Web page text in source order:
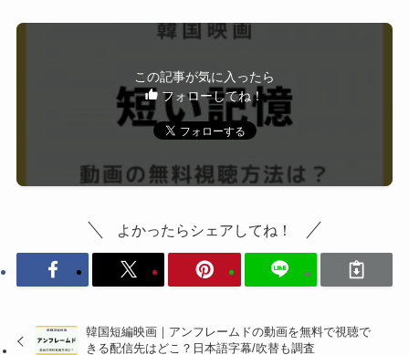
この記事が気に入ったら
フォローしてね！
よかったらシェアしてね！
韓国短編映画｜アンフレームドの動画を無料で視聴で
きる配信先はどこ？日本語字幕/吹替も調査